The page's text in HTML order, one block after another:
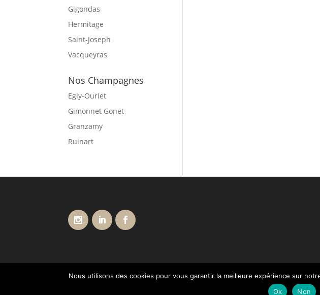
Gigondas
Hermitage
Saint-Joseph
Vacqueyras
Nos Champagnes
Egly-Ouriet
Gimonnet Gonet
Granzamy
Ruinart
Conditions générales de vente Livraisons Paiement Mentions
Nous utilisons des cookies pour vous garantir la meilleure expérience sur
Ok
Non